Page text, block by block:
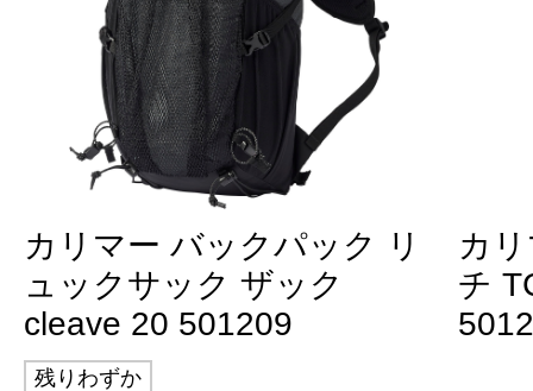
カリマー バックパック リ
ュックサック ザック
cleave 20 501209
残りわずか
カ
チ